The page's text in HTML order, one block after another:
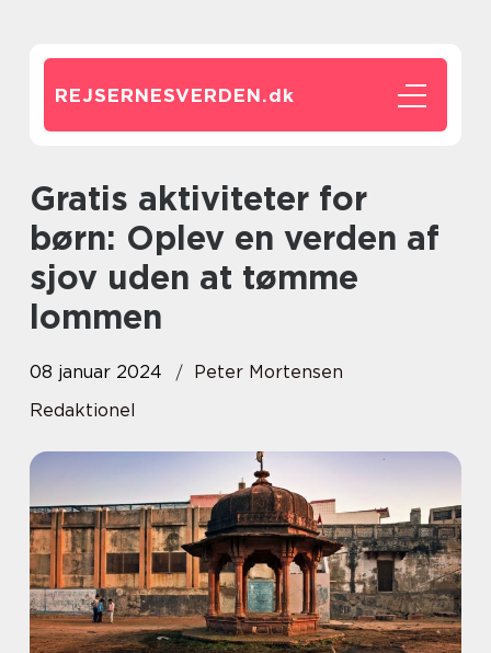
REJSERNESVERDEN.dk
Gratis aktiviteter for
børn: Oplev en verden af
sjov uden at tømme
lommen
08 januar 2024
Peter Mortensen
Redaktionel